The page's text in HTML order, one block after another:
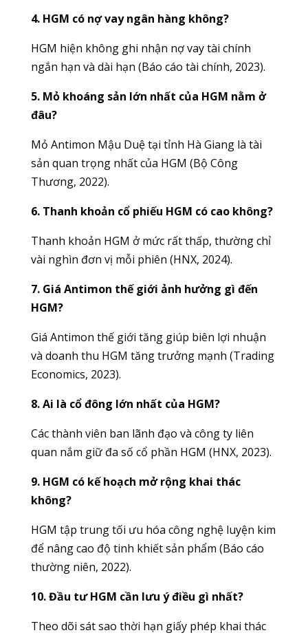
4. HGM có nợ vay ngân hàng không?
HGM hiện không ghi nhận nợ vay tài chính
ngắn hạn và dài hạn (Báo cáo tài chính, 2023).
5. Mỏ khoáng sản lớn nhất của HGM nằm ở
đâu?
Mỏ Antimon Mậu Duệ tại tỉnh Hà Giang là tài
sản quan trọng nhất của HGM (Bộ Công
Thương, 2022).
6. Thanh khoản cổ phiếu HGM có cao không?
Thanh khoản HGM ở mức rất thấp, thường chỉ
vài nghìn đơn vị mỗi phiên (HNX, 2024).
7. Giá Antimon thế giới ảnh hưởng gì đến
HGM?
Giá Antimon thế giới tăng giúp biên lợi nhuận
và doanh thu HGM tăng trưởng mạnh (Trading
Economics, 2023).
8. Ai là cổ đông lớn nhất của HGM?
Các thành viên ban lãnh đạo và công ty liên
quan nắm giữ đa số cổ phần HGM (HNX, 2023).
9. HGM có kế hoạch mở rộng khai thác
không?
HGM tập trung tối ưu hóa công nghệ luyện kim
để nâng cao độ tinh khiết sản phẩm (Báo cáo
thường niên, 2022).
10. Đầu tư HGM cần lưu ý điều gì nhất?
Theo dõi sát sao thời hạn giấy phép khai thác